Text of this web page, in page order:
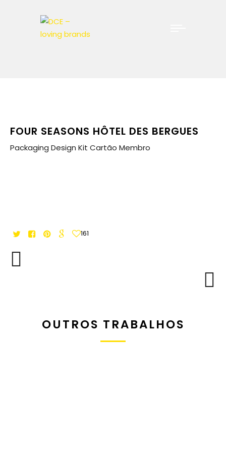
FOUR SEASONS HÔTEL DES BERGUES
Packaging Design Kit Cartão Membro
161
OUTROS TRABALHOS